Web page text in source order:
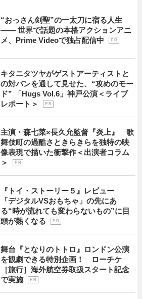
“おっさん剣聖”の一太刀に宿る人生
―― 世界で話題の本格アクションアニ
メ、Prime Videoで独占配信中
P R
キタニタツヤがゲストアーティストと
の対バンを通して見せた、“攻めのモー
ド” 「Hugs Vol.6」神戸公演＜ライブ
レポート＞
P R
主演・森七菜×長久允監督『炎上』 歌
舞伎町の過酷さときらきらを独特の映
像表現で描いた衝撃作＜出演者コラム
＞
P R
『トイ・ストーリー５』レビュー
「デジタルVSおもちゃ」の先にあ
る“時が流れても変わらないもの”に目
頭が熱くなる
P R
舞台『となりのトトロ』ロンドン公演
を観劇できる特別企画！ ローチケ
［旅行］海外航空券取扱スタート記念
で実施
P R